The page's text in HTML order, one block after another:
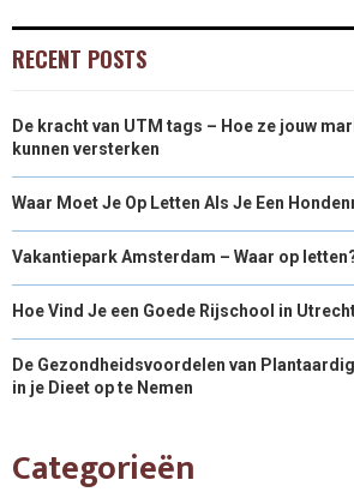
RECENT POSTS
De kracht van UTM tags – Hoe ze jouw
kunnen versterken
Waar Moet Je Op Letten Als Je Een
Vakantiepark Amsterdam – Waar op
Hoe Vind Je een Goede Rijschool in
De Gezondheidsvoordelen van
in je Dieet op te Nemen
Categorieën